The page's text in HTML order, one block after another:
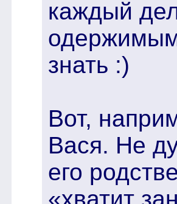
каждый
знать :)
Вот,
Вася. Не
его
«хватит